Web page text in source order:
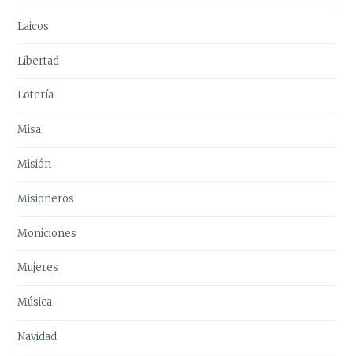
Laicos
Libertad
Lotería
Misa
Misión
Misioneros
Moniciones
Mujeres
Música
Navidad